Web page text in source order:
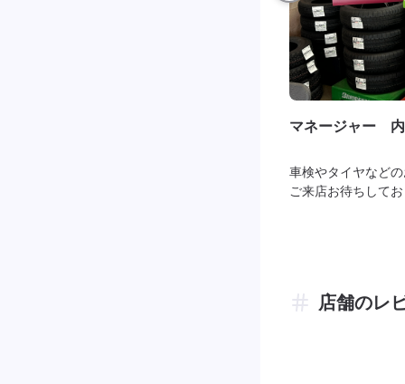
マネージャー
車検やタイヤなど
ご来店お待ちして
店舗のレ